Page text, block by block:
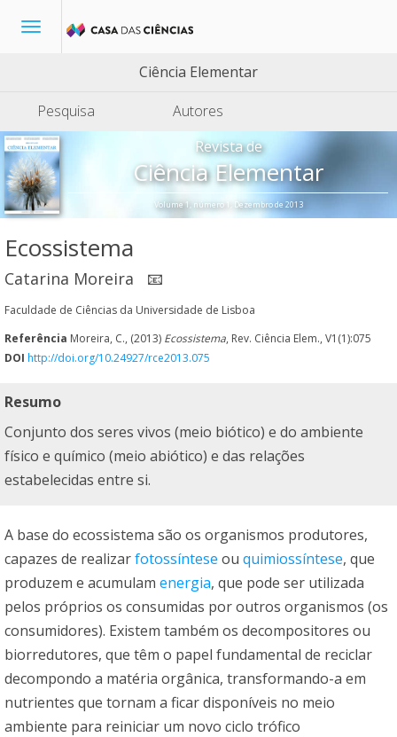
Toggle
Ciência Elementar
Pesquisa
Autores
Revista de
Ciência Elementar
Volume 1, número 1, Dezembro de 2013
Ecossistema
Catarina Moreira 📧
Faculdade de Ciências da Universidade de Lisboa
Referência Moreira, C., (2013) Ecossistema, Rev. Ciência Elem., V1(1):075
DOI http://doi.org/10.24927/rce2013.075
Resumo
Conjunto dos seres vivos (meio biótico) e do ambiente
físico e químico (meio abiótico) e das relações
estabelecidas entre si.
A base do ecossistema são os organismos produtores,
capazes de realizarfotossíntese ou quimiossíntese, que
produzem e acumulam energia, que pode ser utilizada
pelos próprios os consumidas por outros organismos (os
consumidores). Existem também os decompositores ou
biorredutores, que têm o papel fundamental de reciclar
decompondo a matéria orgânica, transformando-a em
nutrientes que tornam a ficar disponíveis no meio
ambiente para reiniciar um novo ciclo trófico